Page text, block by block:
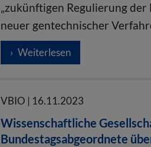
„zukünftigen Regulierung
neuer gentechnischer
Weiterlesen
VBIO | 16.11.2023
Wissenschaftliche
Bundestagsabgeordnete